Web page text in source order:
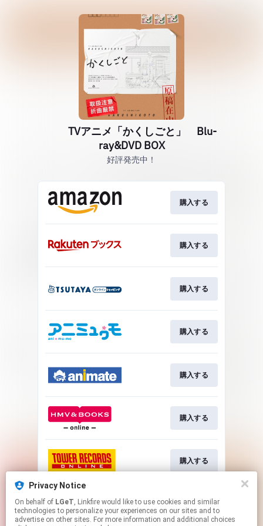
Privacy Notice
On behalf of LGeT, Linkfire would like to use cookies and similar
technologies to personalize your experiences on our sites and to
advertise on other sites. For more information and additional choices
TVアニメ「かくしごと」 Blu-
ray&DVD BOX
好評発売中！
購入する
購入する
購入する
購入する
購入する
購入する
購入する
購入する